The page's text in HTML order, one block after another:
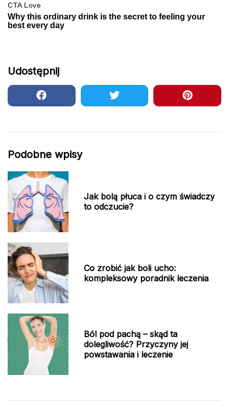
Udostępnij
Podobne wpisy
Jak bolą płuca i o czym świadczy
to odczucie?
Co zrobić jak boli ucho:
kompleksowy poradnik leczenia
Ból pod pachą – skąd ta
dolegliwość? Przyczyny jej
powstawania i leczenie